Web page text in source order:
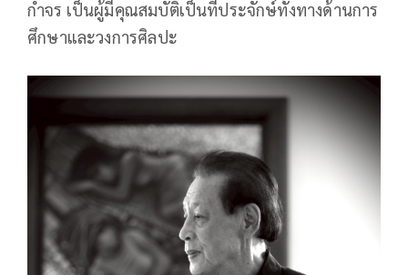
กำจร เป็นผู้มีคุณสมบัติเป็นที่ประจักษ์ทั้งทางด้านการ
ศึกษาและวงการศิลปะ